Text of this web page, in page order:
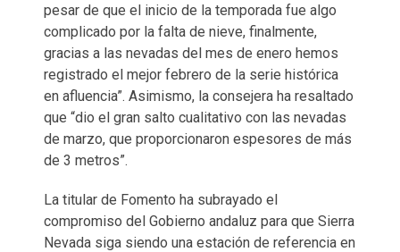
pesar de que el inicio de la temporada fue algo
complicado por la falta de nieve, finalmente,
gracias a las nevadas del mes de enero hemos
registrado el mejor febrero de la serie histórica
en afluencia”. Asimismo, la consejera ha resaltado
que “dio el gran salto cualitativo con las nevadas
de marzo, que proporcionaron espesores de más
de 3 metros”.
La titular de Fomento ha subrayado el
compromiso del Gobierno andaluz para que Sierra
Nevada siga siendo una estación de referencia en